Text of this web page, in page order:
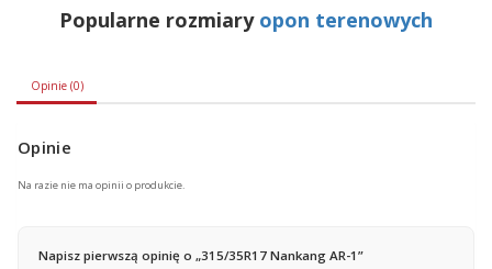
Popularne rozmiary opon terenowych
Opinie (0)
Opinie
Na razie nie ma opinii o produkcie.
Napisz pierwszą opinię o „315/35R17 Nankang AR-1”